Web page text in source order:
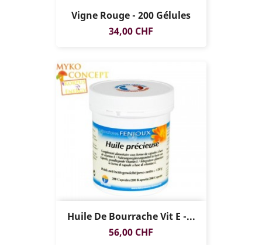
Vigne Rouge - 200 Gélules
Prix
34,00 CHF
Huile De Bourrache Vit E -...
Prix
56,00 CHF